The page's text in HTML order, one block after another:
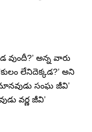
అన్న వారు
లేనిదెక్కడ?’ అని
సంఘ జీవి’
వర్ణ జీవి’